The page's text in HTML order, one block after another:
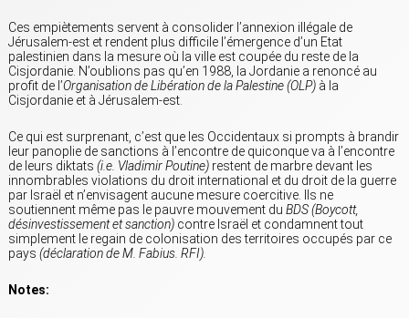
Ces empiètements servent à consolider l’annexion illégale de
Jérusalem-est et rendent plus difficile l’émergence d’un Etat
palestinien dans la mesure où la ville est coupée du reste de la
Cisjordanie. N’oublions pas qu’en 1988, la Jordanie a renoncé au
profit de l’Organisation de Libération de la Palestine (OLP) à la
Cisjordanie et à Jérusalem-est.
Ce qui est surprenant, c’est que les Occidentaux si prompts à brandir
leur panoplie de sanctions à l’encontre de quiconque va à l’encontre
de leurs diktats (i.e. Vladimir Poutine) restent de marbre devant les
innombrables violations du droit international et du droit de la guerre
par Israël et n’envisagent aucune mesure coercitive. Ils ne
soutiennent même pas le pauvre mouvement du BDS (Boycott,
désinvestissement et sanction) contre Israël et condamnent tout
simplement le regain de colonisation des territoires occupés par ce
pays (déclaration de M. Fabius. RFI).
Notes: